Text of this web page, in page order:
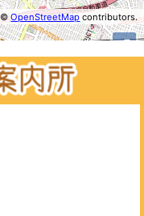
©OpenStreetMapcontributors.
⤢